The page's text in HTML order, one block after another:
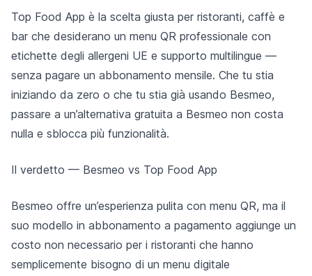
Top Food App è la scelta giusta per ristoranti, caffè e
bar che desiderano un menu QR professionale con
etichette degli allergeni UE e supporto multilingue —
senza pagare un abbonamento mensile. Che tu stia
iniziando da zero o che tu stia già usando Besmeo,
passare a un’alternativa gratuita a Besmeo non costa
nulla e sblocca più funzionalità.
Il verdetto — Besmeo vs Top Food App
Besmeo offre un’esperienza pulita con menu QR, ma il
suo modello in abbonamento a pagamento aggiunge un
costo non necessario per i ristoranti che hanno
semplicemente bisogno di un menu digitale